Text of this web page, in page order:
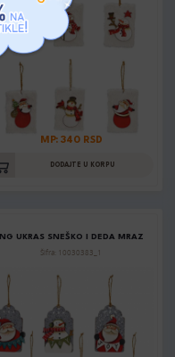
MP: 340 RSD
DODAJTE U KORPU
NG UKRAS SNEŠKO I DEDA MRAZ
Šifra: 10030383_1